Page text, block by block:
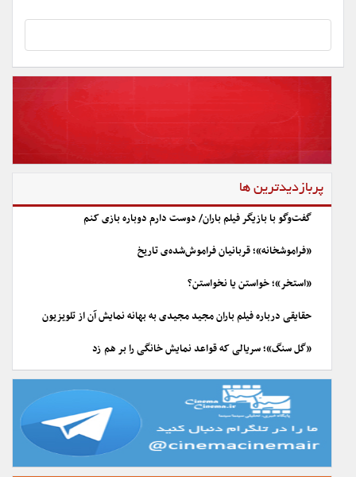
پربازدیدترین ها
گفت‌وگو با بازیگر فیلم باران/ دوست دارم دوباره بازی کنم
«فراموشخانه»؛ قربانیان فراموش‌شده‌ی تاریخ
«استخر»؛ خواستن یا نخواستن؟
حقایقی درباره فیلم باران مجید مجیدی به بهانه نمایش آن از تلویزیون
«گل سنگ»؛ سریالی که قواعد نمایش خانگی را بر هم زد